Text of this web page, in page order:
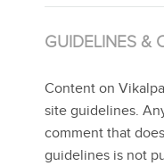
GUIDELINES &
Content on
site guidelines.
comment that
guidelines is not